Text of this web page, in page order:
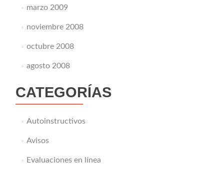
marzo 2009
noviembre 2008
octubre 2008
agosto 2008
CATEGORÍAS
Autoinstructivos
Avisos
Evaluaciones en línea